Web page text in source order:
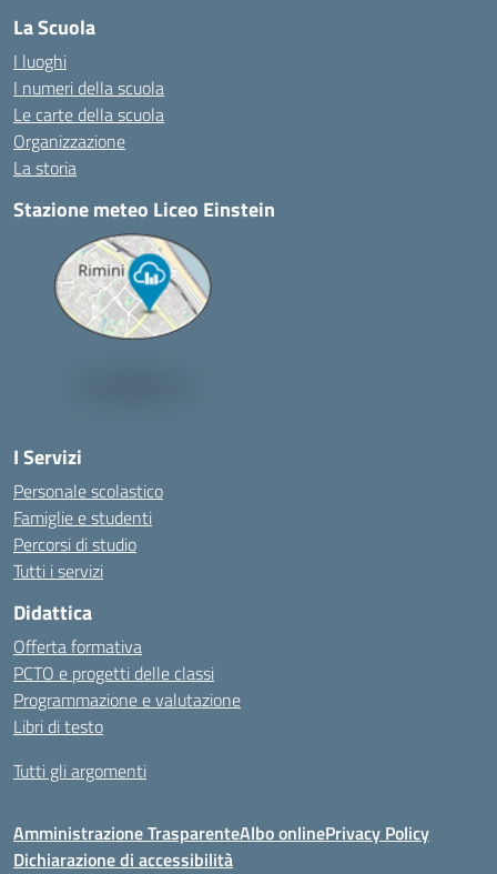
La Scuola
I luoghi
I numeri della scuola
Le carte della scuola
Organizzazione
La storia
Stazione meteo Liceo Einstein
I Servizi
Personale scolastico
Famiglie e studenti
Percorsi di studio
Tutti i servizi
Didattica
Offerta formativa
PCTO e progetti delle classi
Programmazione e valutazione
Libri di testo
Tutti gli argomenti
Amministrazione TrasparenteAlbo onlinePrivacy Policy
Dichiarazione di accessibilità